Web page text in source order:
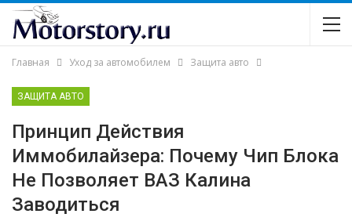
Главная Уход за автомобилем Защита авто
ЗАЩИТА АВТО
Принцип Действия
Иммобилайзера: Почему Чип Блока
Не Позволяет ВАЗ Калина
Заводиться